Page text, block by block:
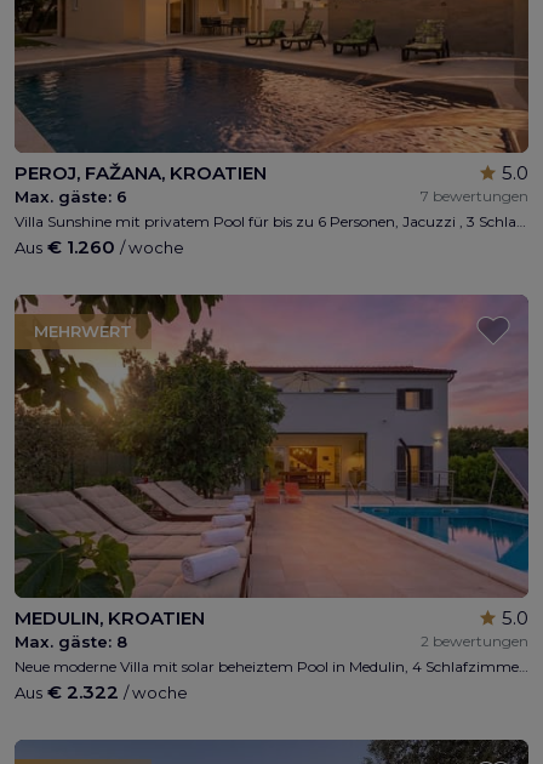
PEROJ, FAŽANA, KROATIEN 5.0
Max. gäste: 6
7 bewertungen
Aus € 1.260 / woche
MEHRWERT
MEDULIN, KROATIEN 5.0
Max. gäste: 8
2 bewertungen
Aus € 2.322 / woche